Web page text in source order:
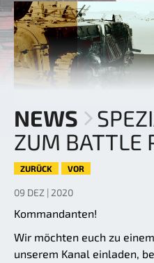
NEWS
ZUM BATTLE
ZURÜCK VOR
09 DEZ | 2020
Kommandanten!
Wir möchten euch zu
unserem Kanal einladen,